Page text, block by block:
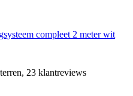
compleet 2 meter wit
23 klantreviews